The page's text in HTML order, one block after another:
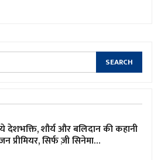
देशभक्ति, शौर्य और बलिदान की कहानी
प्रीमियर, सिर्फ ज़ी सिनेमा…